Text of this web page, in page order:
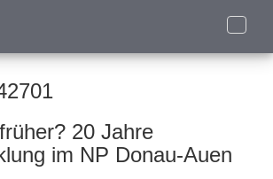
Toggle
20 Jahre
im NP Donau-Auen